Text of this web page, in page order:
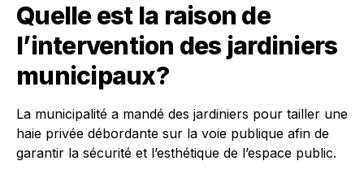
Quelle est la raison de
l’intervention des jardiniers
municipaux?
La municipalité a mandé des jardiniers pour tailler une
haie privée débordante sur la voie publique afin de
garantir la sécurité et l’esthétique de l’espace public.